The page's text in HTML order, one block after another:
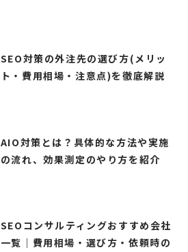
SEO対策の外注先の選び方(メリッ
ト・費用相場・注意点)を徹底解説
AIO対策とは？具体的な方法や実施
の流れ、効果測定のやり方を紹介
SEOコンサルティングおすすめ会社
一覧｜費用相場・選び方・依頼時の